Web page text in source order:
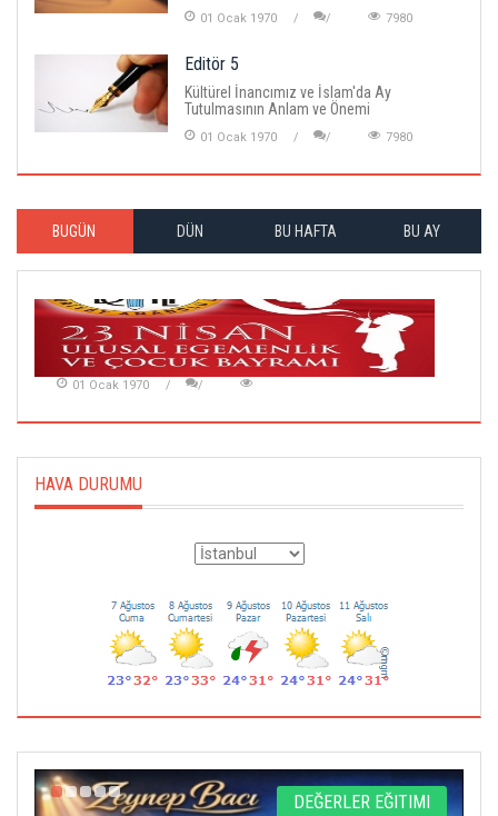
01 Ocak 1970 7980
Editör 5
Kültürel İnancımız ve İslam'da Ay
Tutulmasının Anlam ve Önemi
01 Ocak 1970 7980
BUGÜN DÜN BU HAFTA BU AY
01 Ocak 1970
HAVA DURUMU
DEĞERLER EĞITIMI